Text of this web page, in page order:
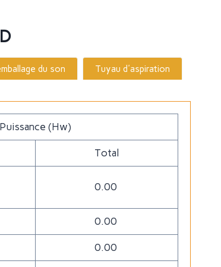
du son
Tuyau d'aspiration
Puissance (Hw)
Total
0.00
0.00
0.00